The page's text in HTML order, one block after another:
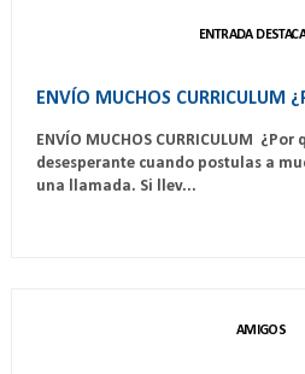
ENTRADA
ENVÍO MUCHOS
ENVÍO MUCHOS CURRICULUM
desesperante cuando postulas a
una llamada. Si llev...
AMIGOS